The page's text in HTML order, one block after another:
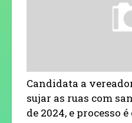
Candidata a
sujar as ruas com
de 2024, e processo